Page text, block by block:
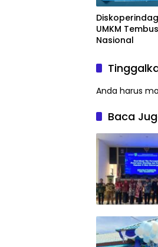
UMKM
Nasional
Anda harus
Baca